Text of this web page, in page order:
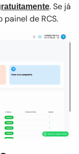
. Se já
painel de RCS.